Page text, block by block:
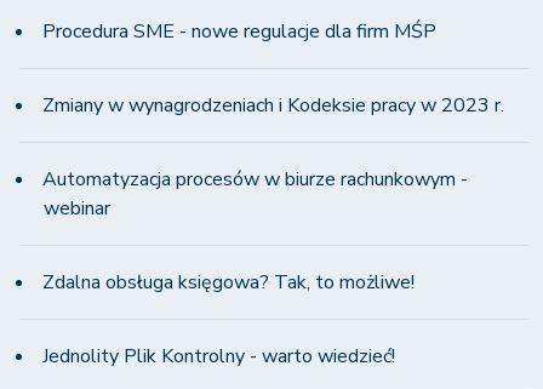
Procedura SME - nowe regulacje dla firm MŚP
Zmiany w wynagrodzeniach i Kodeksie pracy w 2023 r.
Automatyzacja procesów w biurze rachunkowym -
webinar
Zdalna obsługa księgowa? Tak, to możliwe!
Jednolity Plik Kontrolny - warto wiedzieć!